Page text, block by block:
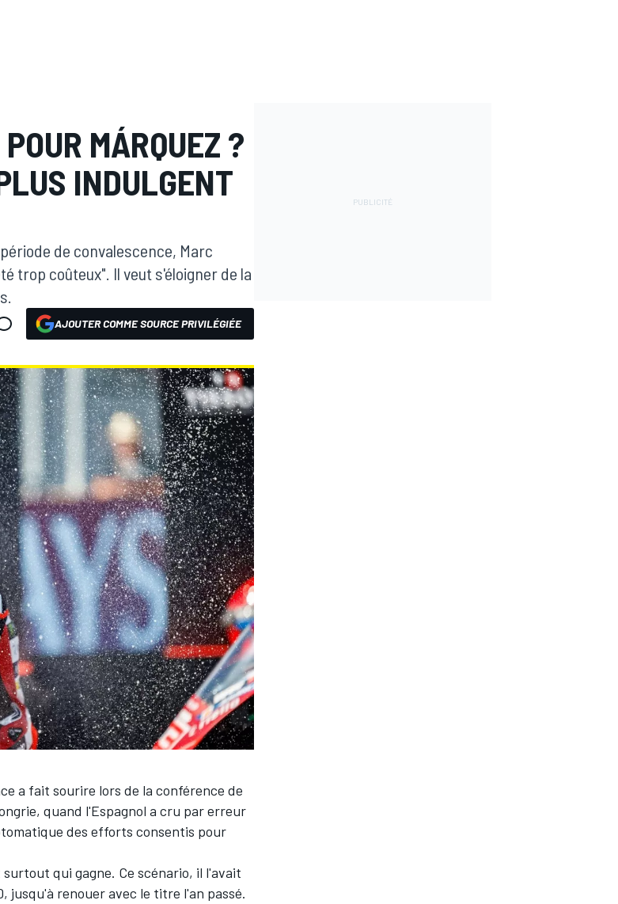
MÁRQUEZ ?
INDULGENT
de convalescence, Marc
trop coûteux". Il veut s'éloigner de la
AJOUTER COMME SOURCE PRIVILÉGIÉE
a fait sourire lors de la conférence de
quand l'Espagnol a cru par erreur
des efforts consentis pour
qui gagne. Ce scénario, il l'avait
jusqu'à renouer avec le titre l'an passé.